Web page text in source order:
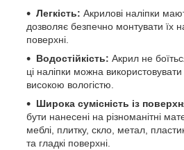
Легкість: Акрилові наліпки
дозволяє безпечно монтувати їх
поверхні.
Водостійкість: Акрил не
ці наліпки можна
високою вологістю.
Широка сумісність із
бути нанесені на різноманітні
меблі, плитку, скло, метал,
та гладкі поверхні.